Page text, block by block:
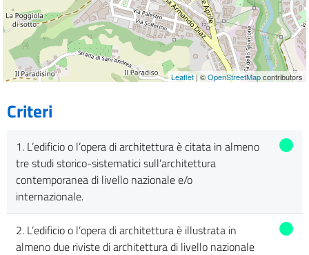
Leaflet| ©OpenStreetMapcontributors
Criteri
1. L’edificio o l’opera di architettura è citata in almeno
tre studi storico-sistematici sull’architettura
contemporanea di livello nazionale e/o
internazionale.
2. L’edificio o l’opera di architettura è illustrata in
almeno due riviste di architettura di livello nazionale